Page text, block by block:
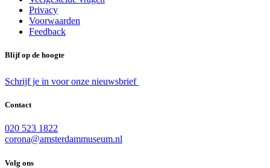
Privacy
Voorwaarden
Feedback
Blijf op de hoogte
Schrijf je in voor onze nieuwsbrief
Contact
020 523 1822
corona@amsterdammuseum.nl
Volg ons